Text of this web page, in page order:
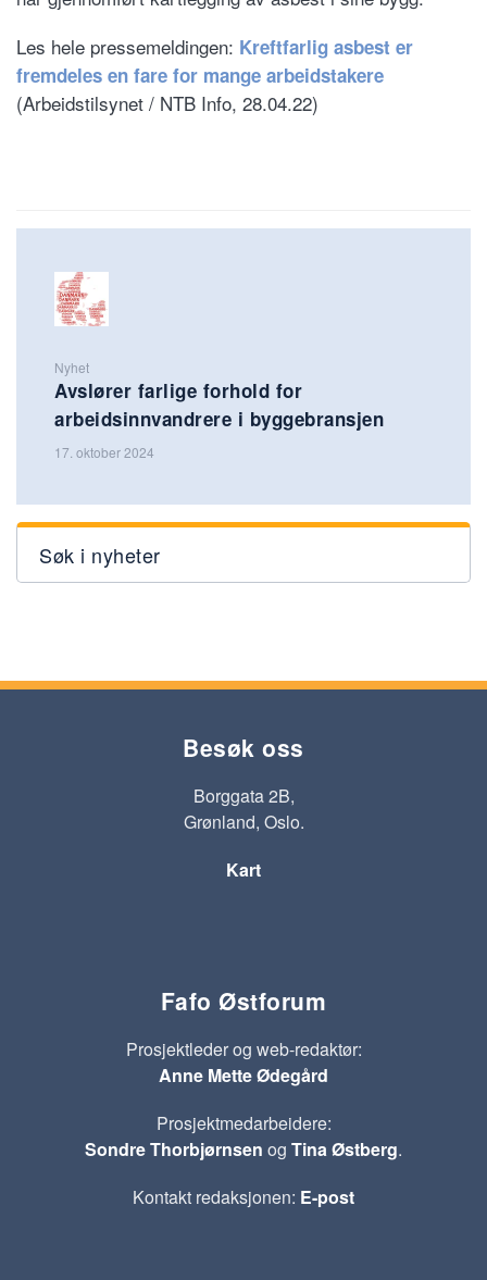
Les hele pressemeldingen: Kreftfarlig asbest er
fremdeles en fare for mange arbeidstakere
(Arbeidstilsynet / NTB Info, 28.04.22)
Nyhet
Avslører farlige forhold for
arbeidsinnvandrere i byggebransjen
17. oktober 2024
Søk i nyheter
Besøk oss
Borggata 2B,
Grønland, Oslo.
Kart
Fafo Østforum
Prosjektleder og web-redaktør:
Anne Mette Ødegård
Prosjektmedarbeidere:
Sondre Thorbjørnsen og Tina Østberg.
Kontakt redaksjonen: E-post